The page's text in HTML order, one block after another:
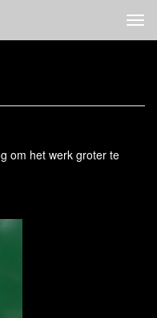
om het werk groter te